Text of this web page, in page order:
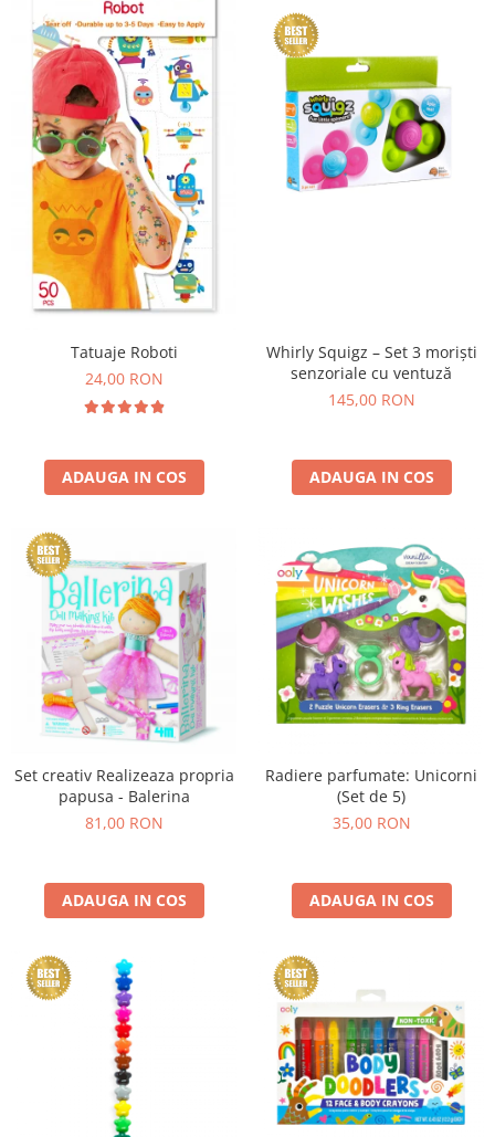
Tatuaje Roboti
24,00 RON
ADAUGA IN COS
Whirly Squigz – Set 3 moriști
senzoriale cu ventuză
145,00 RON
ADAUGA IN COS
Set creativ Realizeaza propria
papusa - Balerina
81,00 RON
ADAUGA IN COS
Radiere parfumate: Unicorni
(Set de 5)
35,00 RON
ADAUGA IN COS